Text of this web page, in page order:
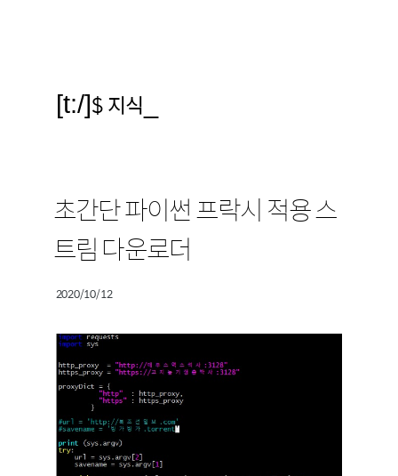
[t:/]$ 지식
초간단 파이썬 프락시 적용 스
트림 다운로더
2020/10/12